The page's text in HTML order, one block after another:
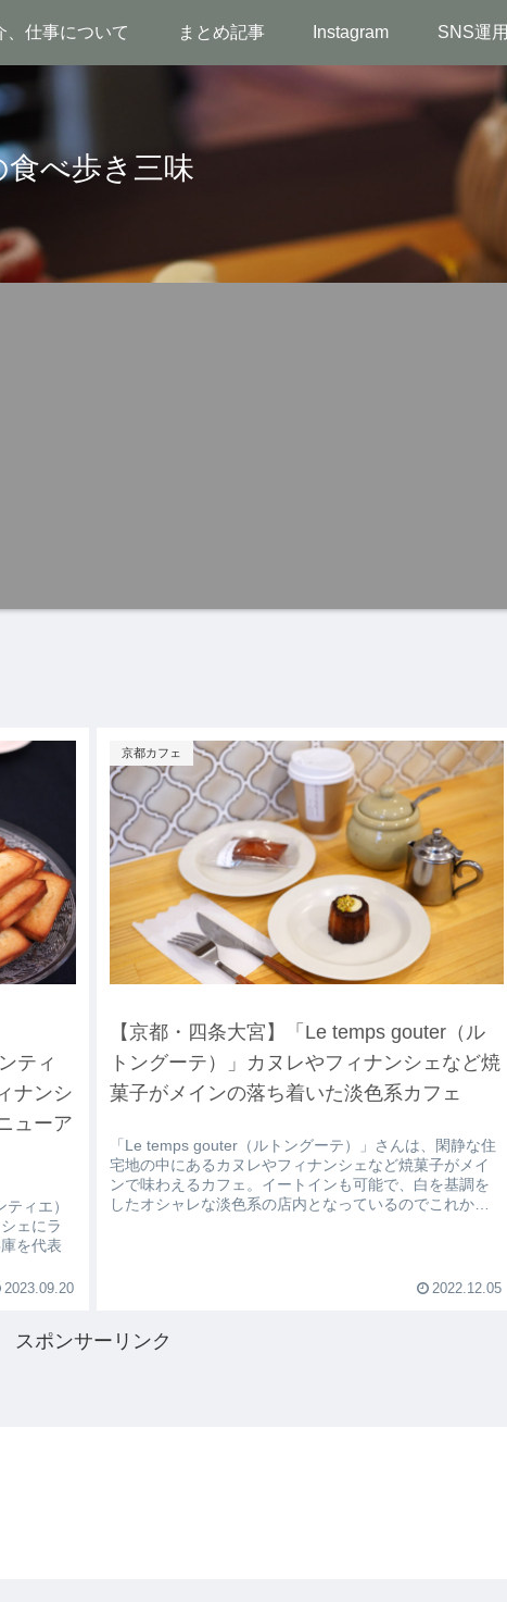
べ歩き三味
、仕事について まとめ記事 Instagram SNS運用
ティ
ナンシ
ューア
ィエ）
ェにラ
を代表
2023.09.20
京都カフェ
【京都・四条大宮】「Le temps gouter（ル
トングーテ）」カヌレやフィナンシェなど焼
菓子がメインの落ち着いた淡色系カフェ
「Le temps gouter（ルトングーテ）」さんは、閑静な住
宅地の中にあるカヌレやフィナンシェなど焼菓子がメイ
ンで味わえるカフェ。イートインも可能で、白を基調を
したオシャレな淡色系の店内となっているのでこれから
2022.12.05
スポンサーリンク